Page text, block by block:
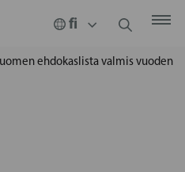
ehdokaslista valmis vuoden